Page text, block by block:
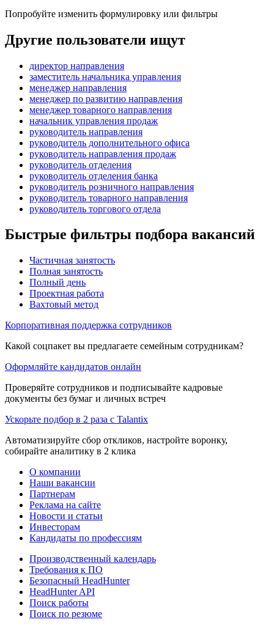
Попробуйте изменить формулировку или фильтры
Другие пользователи ищут
директор направления
заместитель начальника управления
менеджер направления
менеджер по развитию направления
менеджер товарного направления
начальник управления продаж
руководитель направления
руководитель дополнительного офиса
руководитель направления продаж
руководитель отделения
руководитель отделения банка
руководитель розничного направления
руководитель товарного направления
руководитель торгового отдела
Быстрые фильтры подбора вакансий
Частичная занятость
Полная занятость
Полный день
Проектная работа
Вахтовый метод
Корпоративная поддержка сотрудников
Какой соцпакет вы предлагаете семейным сотрудникам?
Оформляйте кандидатов онлайн
Проверяйте сотрудников и подписывайте кадровые
документы без бумаг и личных встреч
Ускорьте подбор в 2 раза с Talantix
Автоматизируйте сбор откликов, настройте воронку,
собирайте аналитику в 2 клика
О компании
Наши вакансии
Партнерам
Реклама на сайте
Новости и статьи
Инвесторам
Кандидаты по профессиям
Производственный календарь
Требования к ПО
Безопасный HeadHunter
HeadHunter API
Поиск работы
Поиск по резюме